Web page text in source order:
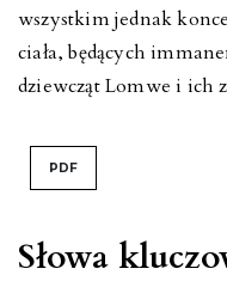
Słowa
wszystkim jednak
ciała, będących
dziewcząt Lomwe i ich
PDF